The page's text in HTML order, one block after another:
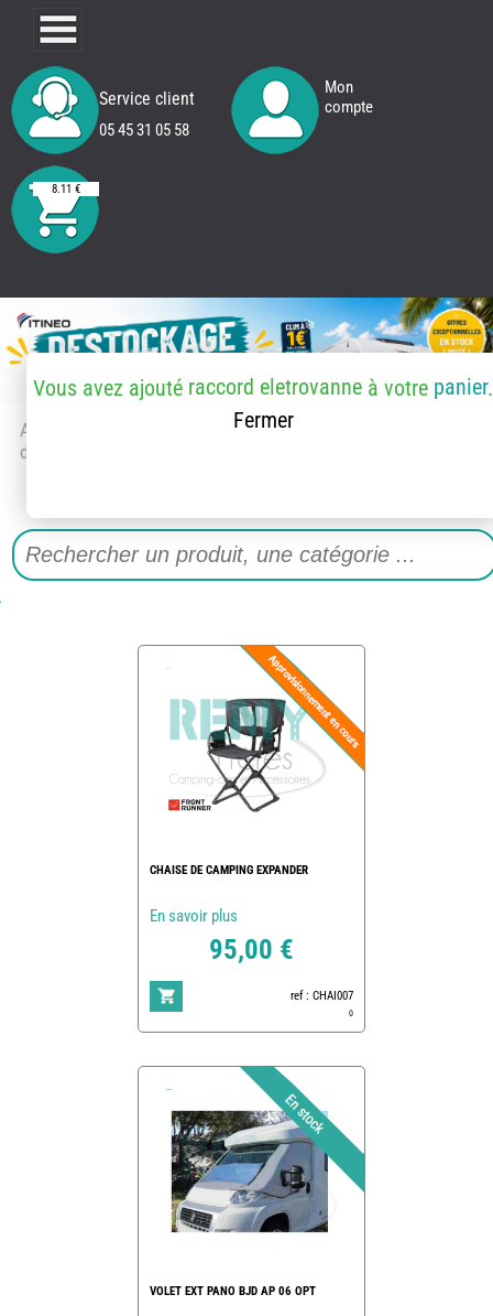
Service client
05 45 31 05 58
Mon
compte
8.11 €
Accueil
> Accessoires et pièces
détachées
Vous avez ajouté raccord eletrovanne à votre panier.
Fermer
CHAISE DE CAMPING EXPANDER
En savoir plus
95,00 €
ref : CHAI007
0
VOLET EXT PANO BJD AP 06 OPT